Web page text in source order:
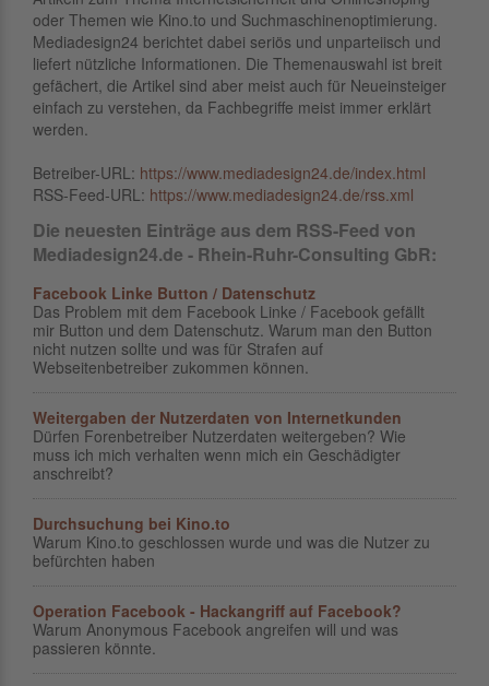
oder Themen wie Kino.to und Suchmaschinenoptimierung.
Mediadesign24 berichtet dabei seriös und unparteiisch und
liefert nützliche Informationen. Die Themenauswahl ist breit
gefächert, die Artikel sind aber meist auch für Neueinsteiger
einfach zu verstehen, da Fachbegriffe meist immer erklärt
werden.
Betreiber-URL: https://www.mediadesign24.de/index.html
RSS-Feed-URL: https://www.mediadesign24.de/rss.xml
Die neuesten Einträge aus dem RSS-Feed von
Mediadesign24.de - Rhein-Ruhr-Consulting GbR:
Facebook Linke Button / Datenschutz
Das Problem mit dem Facebook Linke / Facebook gefällt
mir Button und dem Datenschutz. Warum man den Button
nicht nutzen sollte und was für Strafen auf
Webseitenbetreiber zukommen können.
Weitergaben der Nutzerdaten von Internetkunden
Dürfen Forenbetreiber Nutzerdaten weitergeben? Wie
muss ich mich verhalten wenn mich ein Geschädigter
anschreibt?
Durchsuchung bei Kino.to
Warum Kino.to geschlossen wurde und was die Nutzer zu
befürchten haben
Operation Facebook - Hackangriff auf Facebook?
Warum Anonymous Facebook angreifen will und was
passieren könnte.